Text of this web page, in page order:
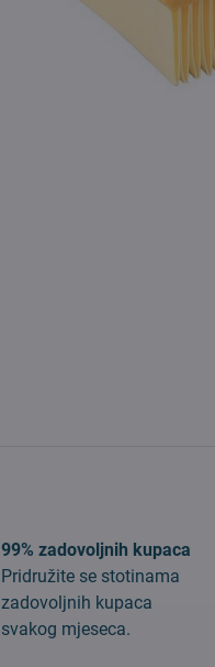
99% zadovoljnih kupaca
Pridružite se stotinama
zadovoljnih kupaca
svakog mjeseca.